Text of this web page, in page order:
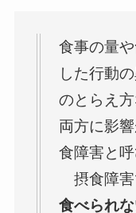
食事の量
した行動
のとらえ
両方に影
食障害と呼
摂食障害
食べられ